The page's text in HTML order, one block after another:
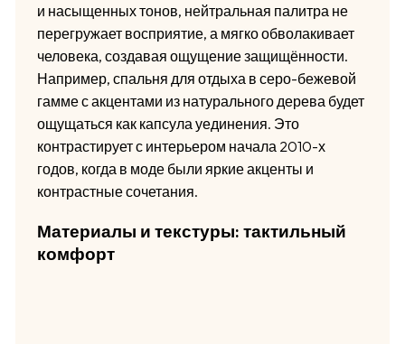
и насыщенных тонов, нейтральная палитра не
перегружает восприятие, а мягко обволакивает
человека, создавая ощущение защищённости.
Например, спальня для отдыха в серо-бежевой
гамме с акцентами из натурального дерева будет
ощущаться как капсула уединения. Это
контрастирует с интерьером начала 2010-х
годов, когда в моде были яркие акценты и
контрастные сочетания.
Материалы и текстуры: тактильный
комфорт